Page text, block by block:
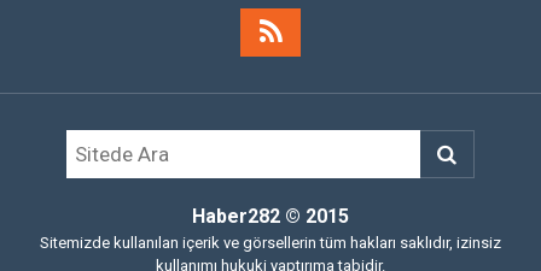
Haber282 © 2015
Sitemizde kullanılan içerik ve görsellerin tüm hakları saklıdır, izinsiz
kullanımı hukuki yaptırıma tabidir.